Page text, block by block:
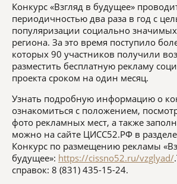
Конкурс «Взгляд в будущее»
периодичностью два раза в год с
популяризации социально
региона. За это время поступило
которых 90 участников получили
разместить бесплатную рекламу
проекта сроком на один месяц.
Узнать подробную информацию о
ознакомиться с положением,
фото рекламных мест, а также
можно на сайте ЦИСС52.РФ в
Конкурс по размещению рекламы
будущее»: https://cissno52.ru/vzglyad/
справок: 8 (831) 435-15-24.